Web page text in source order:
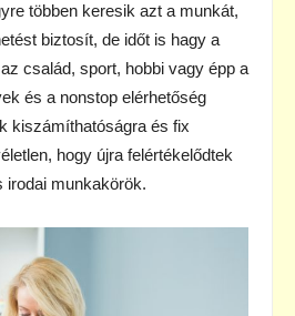
többen keresik azt a munkát,
biztosít, de időt is hagy a
család, sport, hobbi vagy épp a
és a nonstop elérhetőség
kiszámíthatóságra és fix
hogy újra felértékelődtek
irodai munkakörök.